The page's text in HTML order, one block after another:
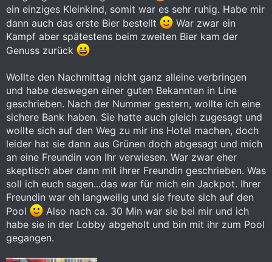
ein einziges Kleinkind, somit war es sehr ruhig. Habe mir
dann auch das erste Bier bestellt
War zwar ein
Kampf aber spätestens beim zweiten Bier kam der
Genuss zurück
Wollte den Nachmittag nicht ganz alleine verbringen
und habe deswegen einer guten Bekannten in Line
geschrieben. Nach der Nummer gestern, wollte ich eine
sichere Bank haben. Sie hatte auch gleich zugesagt und
wollte sich auf den Weg zu mir ins Hotel machen, doch
leider hat sie dann aus Grünen doch abgesagt und mich
an eine Freundin von Ihr verwiesen. War zwar eher
skeptisch aber dann mit ihrer Freundin geschrieben. Was
soll ich euch sagen...das war für mich ein Jackpot. Ihrer
Freundin war eh langweilig und sie freute sich auf den
Pool
Also nach ca. 30 Min war sie bei mir und ich
habe sie in der Lobby abgeholt und bin mit ihr zum Pool
gegangen.